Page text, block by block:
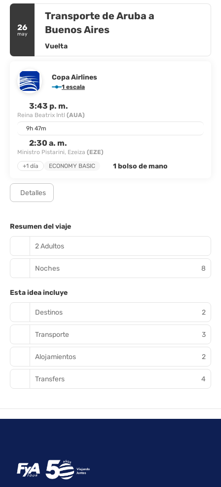
26
may
Transporte de Aruba a
Buenos Aires
Vuelta
Copa Airlines
1 escala
3:43 p. m.
Reina Beatrix Intl (AUA)
9h 47m
2:30 a. m.
Ministro Pistarini, Ezeiza (EZE)
+1 día
ECONOMY BASIC 1 bolso de mano
Detalles
Resumen del viaje
2 Adultos
Noches 8
Esta idea incluye
Destinos 2
Transporte 3
Alojamientos 2
Transfers 4